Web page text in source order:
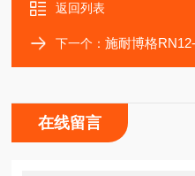
返回列表
下一个：施耐博格RN12-
在线留言